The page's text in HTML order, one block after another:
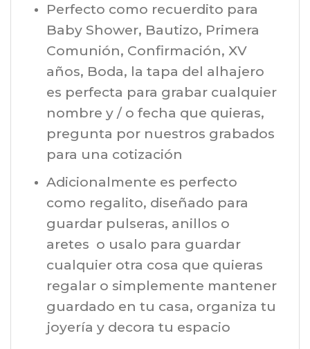
Perfecto como recuerdito para
Baby Shower, Bautizo, Primera
Comunión, Confirmación, XV
años, Boda, la tapa del alhajero
es perfecta para grabar cualquier
nombre y / o fecha que quieras,
pregunta por nuestros grabados
para una cotización
Adicionalmente es perfecto
como regalito, diseñado para
guardar pulseras, anillos o
aretes o usalo para guardar
cualquier otra cosa que quieras
regalar o simplemente mantener
guardado en tu casa, organiza tu
joyería y decora tu espacio